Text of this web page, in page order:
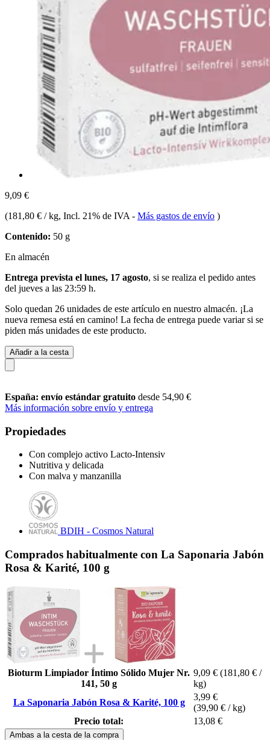
9,09 €
(181,80 € / kg, Incl. 21% de IVA - Más gastos de envío )
Contenido: 50 g
En almacén
Entrega prevista el lunes, 17 agosto, si se realiza el pedido antes
del jueves a las 23:59 h.
Solo quedan 26 unidades de este artículo en nuestro almacén. ¡La
nueva remesa está en camino! La fecha de entrega puede variar si se
piden más unidades de este producto.
Añadir a la cesta
España: envío estándar gratuito desde 54,90 €
Más información sobre envío y entrega
Propiedades
Con complejo activo Lacto-Intensiv
Nutritiva y delicada
Con malva y manzanilla
BDIH - Cosmos Natural
Comprados habitualmente con La Saponaria Jabón
Rosa & Karité, 100 g
Bioturm Limpiador Íntimo Sólido Mujer Nr.
141, 50 g
9,09 € (181,80 € /
kg)
La Saponaria Jabón Rosa & Karité, 100 g
3,99 €
(39,90 € / kg)
Precio total:
13,08 €
Ambas a la cesta de la compra